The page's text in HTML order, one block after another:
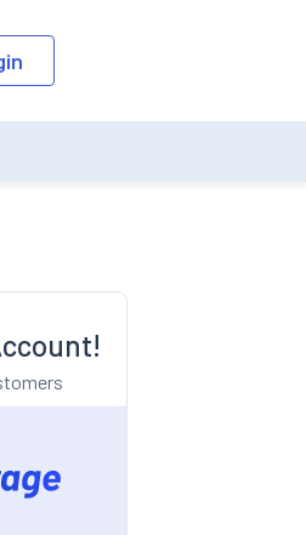
list will be updated as per the